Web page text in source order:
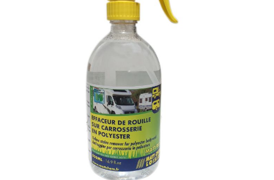
EFFACEUR DE TRACES DE ROUILLE
PRET A L’EMPLOI
Elimine les coulures de rouille sur le polyester et sur les
surfaces peintes.
Pulvériser et laisser agir quelques minutes. Puis rincer.
Ne pas travailler en plein soleil pour éviter les traces de